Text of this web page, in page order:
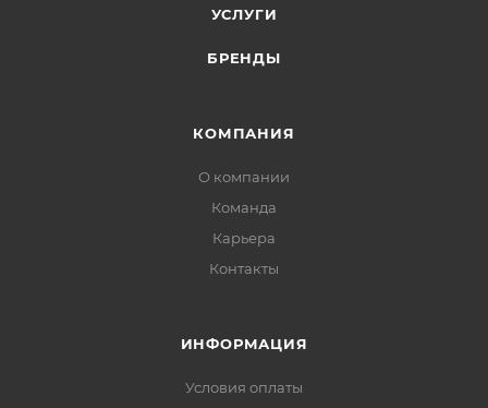
УСЛУГИ
БРЕНДЫ
КОМПАНИЯ
О компании
Команда
Карьера
Контакты
ИНФОРМАЦИЯ
Условия оплаты